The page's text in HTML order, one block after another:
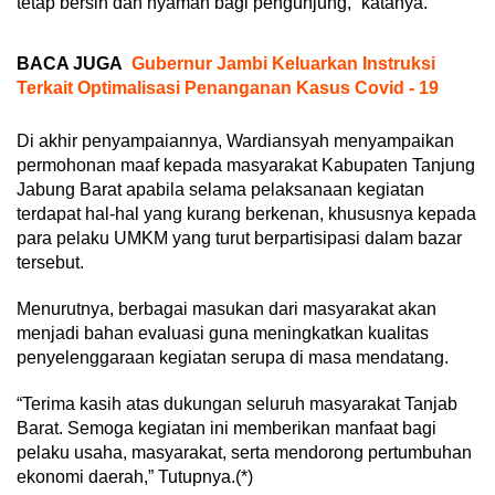
BACA JUGA Gubernur Jambi Keluarkan Instruksi
Terkait Optimalisasi Penanganan Kasus Covid - 19
Di akhir penyampaiannya, Wardiansyah menyampaikan
permohonan maaf kepada masyarakat Kabupaten Tanjung
Jabung Barat apabila selama pelaksanaan kegiatan
terdapat hal-hal yang kurang berkenan, khususnya kepada
para pelaku UMKM yang turut berpartisipasi dalam bazar
tersebut.
Menurutnya, berbagai masukan dari masyarakat akan
menjadi bahan evaluasi guna meningkatkan kualitas
penyelenggaraan kegiatan serupa di masa mendatang.
“Terima kasih atas dukungan seluruh masyarakat Tanjab
Barat. Semoga kegiatan ini memberikan manfaat bagi
pelaku usaha, masyarakat, serta mendorong pertumbuhan
ekonomi daerah,” Tutupnya.(*)